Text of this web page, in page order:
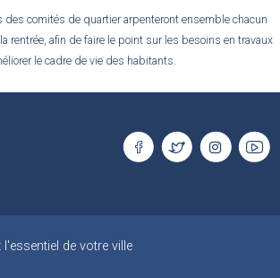
comités de quartier arpenteront ensemble chacun
rentrée, afin de faire le point sur les besoins en travaux
le cadre de vie des habitants.
l'essentiel de votre ville